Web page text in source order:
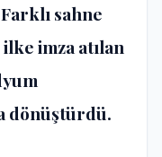
sahne
imza atılan
dönüştürdü.